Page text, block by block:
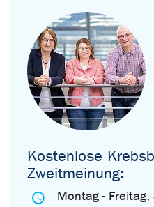
Kostenlose
Zweitmeinung:
Montag -